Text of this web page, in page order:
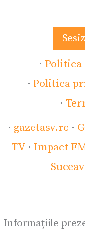
· Politica
· Politica
·
· gazetasv.ro ·
TV · Impact
Informațiile